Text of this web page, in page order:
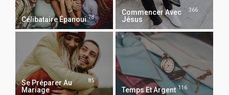
Célibataire Épanoui 78
Commencer Avec
Jésus
366
Se Préparer Au
Mariage
85
Temps Et Argent 116